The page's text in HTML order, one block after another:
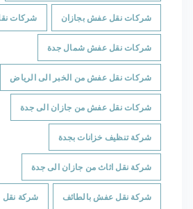
شركات نقل عفش بجازان شركات
شركات نقل عفش شمال جدة
شركات نقل عفش من الخبر الى الرياض
شركات نقل عفش من جازان الى جدة
شركة تنظيف خزانات بجدة
شركة نقل اثاث من جازان الى جدة
شركة نقل عفش بالطائف شركة نقل